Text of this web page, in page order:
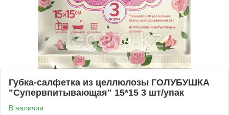
Губка-салфетка из целлюлозы ГОЛУБУШКА
"Супервпитывающая" 15*15 3 шт/упак
В наличии